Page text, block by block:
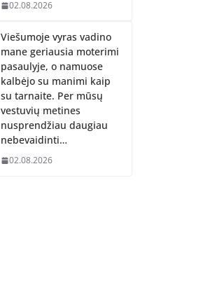
02.08.2026
Viešumoje vyras vadino
mane geriausia moterimi
pasaulyje, o namuose
kalbėjo su manimi kaip
su tarnaite. Per mūsų
vestuvių metines
nusprendžiau daugiau
nebevaidinti…
02.08.2026